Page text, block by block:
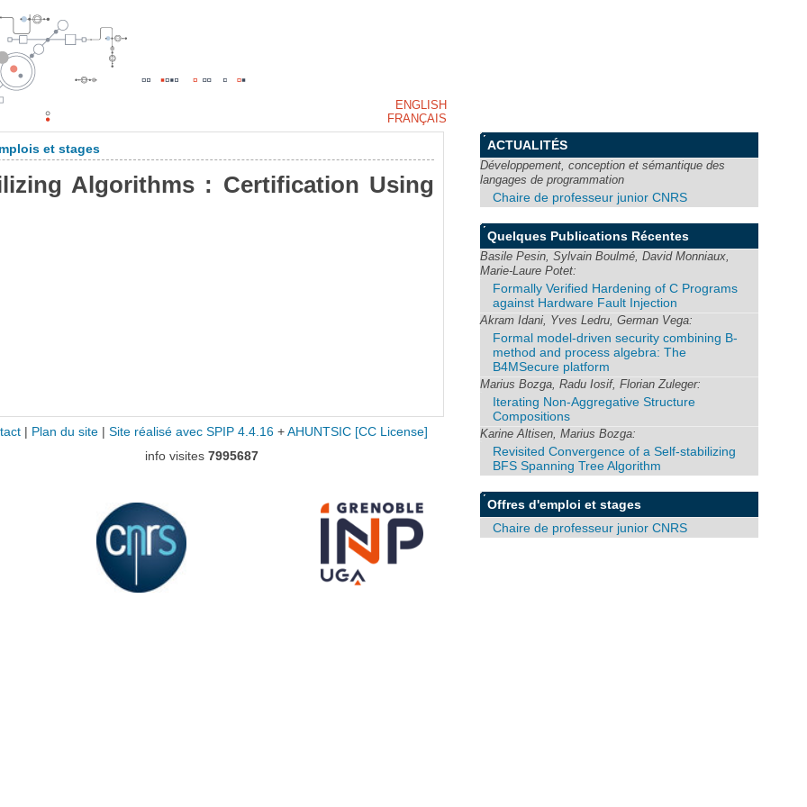
et stages
Algorithms : Certification Using
ACTUALITÉS
Développement, conception et sémantique des
langages de programmation
Chaire de professeur junior CNRS
Quelques Publications Récentes
Basile Pesin, Sylvain Boulmé, David Monniaux,
Marie-Laure Potet:
Formally Verified Hardening of C Programs
against Hardware Fault Injection
Akram Idani, Yves Ledru, German Vega:
Formal model-driven security combining B-
method and process algebra: The
B4MSecure platform
Marius Bozga, Radu Iosif, Florian Zuleger:
Iterating Non-Aggregative Structure
Compositions
Karine Altisen, Marius Bozga:
Revisited Convergence of a Self-stabilizing
BFS Spanning Tree Algorithm
Offres d'emploi et stages
Chaire de professeur junior CNRS
| Plan du site| Site réalisé avec SPIP 4.4.16+ AHUNTSIC [CC License]
info visites 7995687
ENGLISH
FRANÇAIS